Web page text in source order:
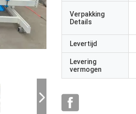
Verpakking
Details
Levertijd
Levering
vermogen